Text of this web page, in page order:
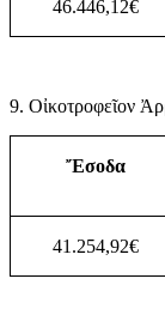
46.446,12€
9. Οἰκοτροφεῖον
Ἔσοδα
41.254,92€